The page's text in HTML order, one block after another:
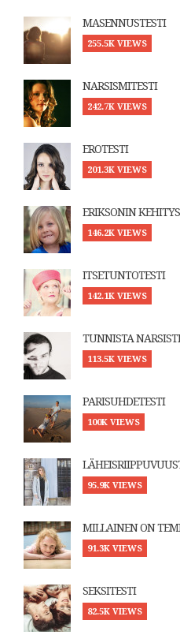
MASENNUSTESTI
255.5K VIEWS
NARSISMITESTI
242.7K VIEWS
EROTESTI
201.3K VIEWS
ERIKSONIN
146.2K VIEWS
ITSETUNTOTESTI
142.1K VIEWS
TUNNISTA NARSISTI
113.5K VIEWS
PARISUHDETESTI
100K VIEWS
95.9K VIEWS
MILLAINEN ON
91.3K VIEWS
SEKSITESTI
82.5K VIEWS